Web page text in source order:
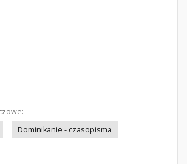
Dominikanie - czasopisma